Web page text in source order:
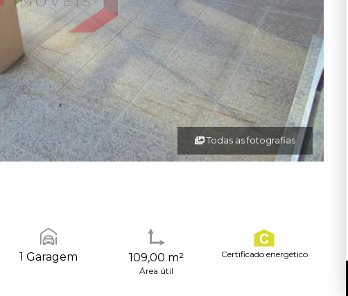
Todas as fotografias
1 Garagem 109,00 m²
Área útil
Certificado energético